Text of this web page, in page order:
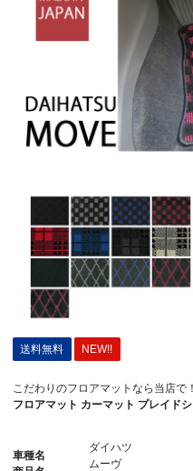
送料無料 NEW!!
こだわりのフロアマットなら当店で！
フロアマット カーマット プレイド
車種名
ダイハツ
ムーヴ